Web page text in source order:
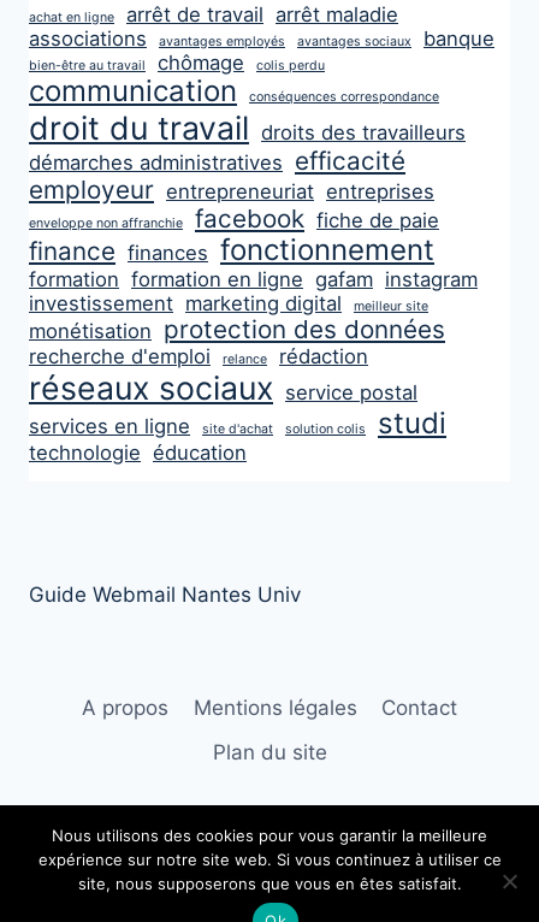
achat en ligne arrêt de travail arrêt maladie
associations
avantages employés avantages sociaux banque
bien-être au travail chômage colis perdu
communication conséquences correspondance
droit du travail droits des travailleurs
démarches administratives efficacité
employeur entrepreneuriat entreprises
enveloppe non affranchie facebook fiche de paie
finance finances fonctionnement
formation formation en ligne gafam instagram
investissement marketing digital meilleur site
monétisation protection des données
recherche d'emploi relance rédaction
réseaux sociaux service postal
services en ligne
site d'achat solution colis studi
technologie éducation
Guide Webmail Nantes Univ
A propos Mentions légales
Contact
Plan du site
© 2026 Le Fil d'Ariane
Nous utilisons des cookies pour vous garantir la meilleure
expérience sur notre site web. Si vous continuez à utiliser ce
site, nous supposerons que vous en êtes satisfait.